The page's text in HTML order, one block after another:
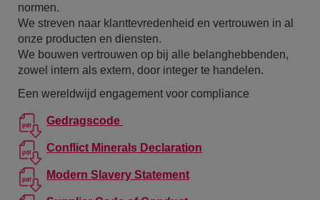
normen.
We streven naar klanttevredenheid en vertrouwen in al
onze producten en diensten.
We bouwen vertrouwen op bij alle belanghebbenden,
zowel intern als extern, door integer te handelen.
Een wereldwijd engagement voor compliance
Gedragscode
Conflict Minerals Declaration
Modern Slavery Statement